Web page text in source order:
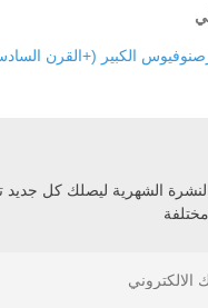
الكبير (+القرن
الشهرية ليصلك كل